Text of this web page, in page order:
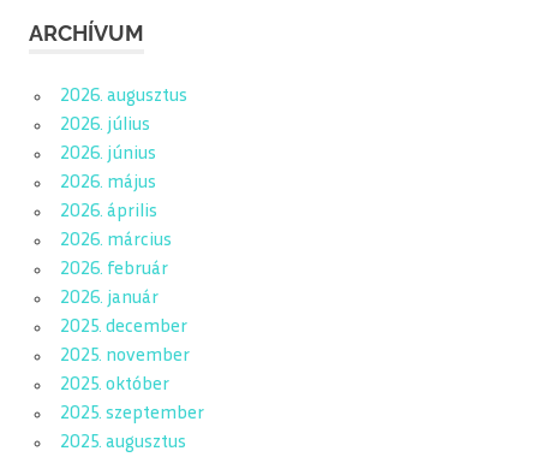
ARCHÍVUM
2026. augusztus
2026. július
2026. június
2026. május
2026. április
2026. március
2026. február
2026. január
2025. december
2025. november
2025. október
2025. szeptember
2025. augusztus